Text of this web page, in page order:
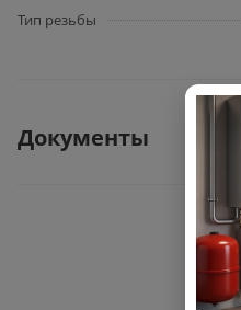
Тип резьбы
Документы